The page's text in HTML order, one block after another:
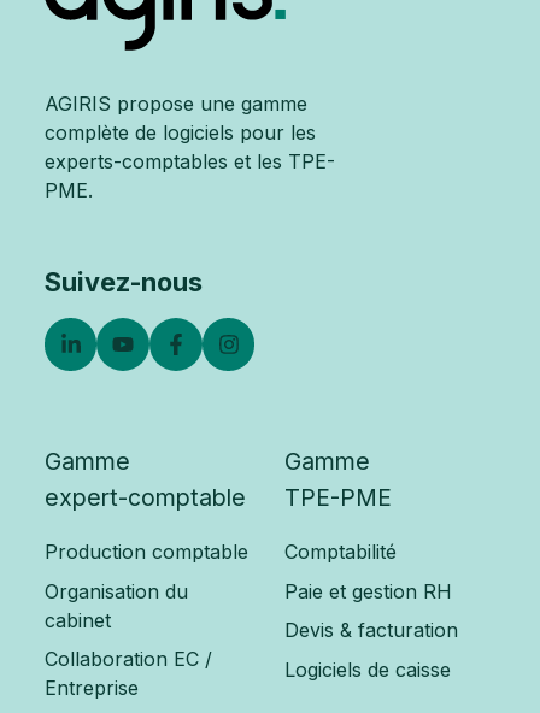
AGIRIS propose une gamme
complète de logiciels pour les
experts-comptables et les TPE-
PME.
Suivez-nous
Gamme
expert-comptable
Production comptable
Organisation du
cabinet
Collaboration EC /
Entreprise
Gamme
TPE-PME
Comptabilité
Paie et gestion RH
Devis & facturation
Logiciels de caisse